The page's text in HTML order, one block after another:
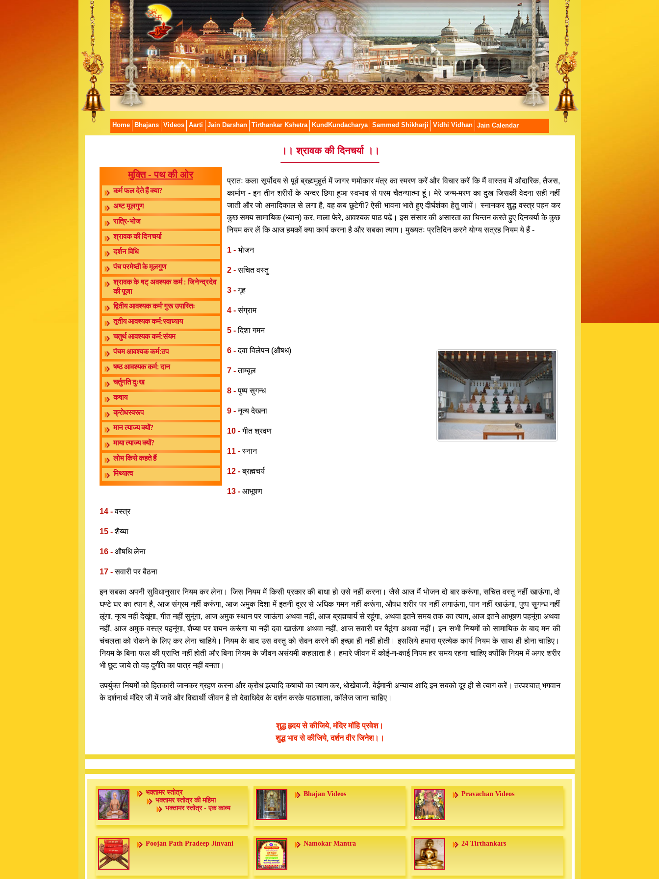
Home Bhajans Videos Aarti Jain Darshan Tirthankar Kshetra KundKundacharya Sammed Shikharji Vidhi Vidhan Jain Calendar
।। श्रावक की दिनचर्या ।।
मुक्ति - पथ की ओर
कर्म फल देते हैं क्या?
अष्ट मूलगुण
रात्रि-भोज
श्रावक की दिनचर्या
दर्शन विधि
पंच परमेष्ठी के मूलगुण
श्रावक के षट् अवश्यक कर्म : जिनेन्द्रदेव
की पूजा
द्वितीय आवश्यक कर्म‘गुरू उपास्तिः
तृतीय आवश्यक कर्म:स्वाध्याय
चतुर्थ आवश्यक कर्म:संयम
पंचम आवश्यक कर्म:तप
षष्ठ आवश्यक कर्म: दान
चर्तुगति दुःख
कषाय
क्रोधस्वरूप
मान त्याज्य क्यों?
माया त्याज्य क्यों?
लोभ किसे कहते हैं
मिथ्यात्व
प्रातः कला सूर्योदय से पूर्व ब्रह्ममुहूर्त में जागर णमोकार मंत्र का स्मरण करें और विचार करें कि मैं वास्तव में औदारिक, तैजस,
कार्माण - इन तीन शरीरों के अन्दर छिपा हुआ स्वभाव से परम चैतन्यात्मा हूं। मेरे जन्म-मरण का दुख जिसकी वेदना सही नहीं
जाती और जो अनादिकाल से लगा है, वह कब छूटेगी? ऐसी भावना भाते हुए दीर्घशंका हेतु जायें। स्नानकर शुद्ध वस्त्र पहन कर
कुछ समय सामायिक (ध्यान) कर, माला फेरे, आवश्यक पाठ पढ़ें। इस संसार की असारता का चिन्तन करते हुए दिनचर्या के कुछ
नियम कर लें कि आज हमकों क्या कार्य करना है और सबका त्याग। मुख्यतः प्रतिदिन करने योग्य सत्रह नियम ये हैं -
1 - भोजन
2 -सचित वस्तु
3 -गृह
4 -संग्राम
5 -दिशा गमन
6 -दवा विलेपन (औषध)
7 -ताम्बूल
8 -पुष्प सुगन्ध
9 -नृत्य देखना
10 -गीत श्रवण
11 -स्नान
12 -ब्रह्मचर्य
13 - आभूषण
14 -वस्त्र
15 -शैय्या
16 - औषधि लेना
17 -सवारी पर बैठना
इन सबका अपनी सुविधानुसार नियम कर लेना। जिस नियम में किसी प्रकार की बाधा हो उसे नहीं करना। जैसे आज मैं भोजन दो बार करूंगा, सचित वस्तु नहीं खाऊंगा, दो
घण्टे घर का त्याग है, आज संग्रम नहीं करूंगा, आज अमुक दिशा में इतनी दूरर से अधिक गमन नहीं करूंगा, औषध शरीर पर नहीं लगाऊंगा, पान नहीं खाऊंगा, पुष्प सुगन्ध नहीं
लूंगा, नृत्य नहीं देखूंगा, गीत नहीं सुनूंगा, आज अमुक स्थान पर जाऊंगा अथवा नहीं, आज ब्रह्मचार्य से रहूंगा, अथवा इतने समय तक का त्याग, आज इतने आभूषण पहनूंगा अथवा
नहीं, आज अमुक वस्त्र पहनूंगा, शैय्या पर शयन करूंगा या नहीं दवा खाऊंगा अथवा नहीं, आज सवारी पर बैठूंगा अथवा नहीं। इन सभी नियमों को सामायिक के बाद मन की
चंचलता को रोकने के लिए कर लेना चाहिये। नियम के बाद उस वस्तु को सेवन करने की इच्छा ही नहीं होती। इसलिये हमारा प्रत्येक कार्य नियम के साथ ही होना चाहिए।
नियम के बिना फल की प्राप्ति नहीं होती और बिना नियम के जीवन असंयमी कहलाता है। हमारे जीवन में कोई-न-काई नियम हर समय रहना चाहिए क्योंकि नियम में अगर शरीर
भी छूट जाये तो वह दुर्गति का पात्र नहीं बनता।
उपर्युक्त नियमों को हितकारी जानकर ग्रहण करना और क्रोध इत्यादि कषायों का त्याग कर, धोखेबाजी, बेईमानी अन्याय आदि इन सबको दूर ही से त्याग करें। तत्पश्चात् भगवान
के दर्शनार्थ मंदिर जी में जावें और विद्यार्थी जीवन है तो देवाधिदेव के दर्शन करके पाठशाला, काॅलेज जाना चाहिए।
शुद्ध हृदय से कीजिये, मंदिर माॅहि प्रवेश।
शुद्ध भाव से कीजिये, दर्शन वीर जिनेश।।
भक्तामर स्तोत्र
भक्तामर स्तोत्र की महिमा
भक्तामर स्तोत्र - एक काव्य
Bhajan Videos Pravachan Videos
Poojan Path Pradeep Jinvani Namokar Mantra 24 Tirthankars